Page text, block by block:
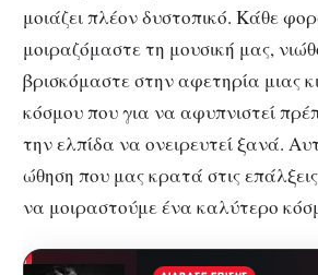
μοιάζει πλέον δυστοπικό. Κάθε
μοιραζόμαστε τη μουσική μας,
βρισκόμαστε στην αφετηρία μιας
κόσμου που για να αφυπνιστεί
την ελπίδα να ονειρευτεί ξανά.
ώθηση που μας κρατά στις
να μοιραστούμε ένα καλύτερο